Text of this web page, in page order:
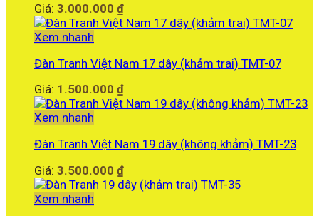
Giá: 3.000.000 ₫
Xem nhanh
Đàn Tranh Việt Nam 17 dây (khảm trai) TMT-07
Giá: 1.500.000 ₫
Xem nhanh
Đàn Tranh Việt Nam 19 dây (không khảm) TMT-23
Giá: 3.500.000 ₫
Xem nhanh